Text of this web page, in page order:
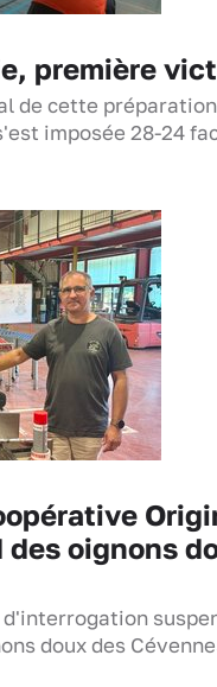
première
de cette préparation
imposée 28-24
oignons
doux des